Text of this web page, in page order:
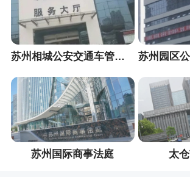
苏州相城公安交通车管服务中心
苏州国际商事法庭 太